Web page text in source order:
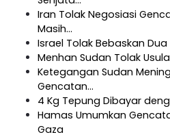
Iran Tolak Negosiasi
Masih…
Israel Tolak Bebaskan
Menhan Sudan Tolak
Ketegangan Sudan
Gencatan…
4 Kg Tepung Dibayar
Hamas Umumkan
Gaza